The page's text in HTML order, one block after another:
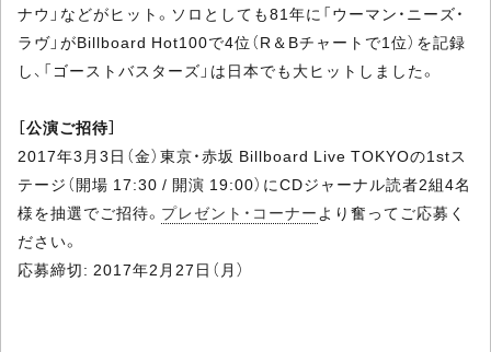
ナウ」などがヒット。ソロとしても81年に「ウーマン・ニーズ・
ラヴ」がBillboard Hot100で4位（R＆Bチャートで1位）を記録
し、「ゴーストバスターズ」は日本でも大ヒットしました。
［公演ご招待］
2017年3月3日（金）東京・赤坂 Billboard Live TOKYOの1stス
テージ（開場 17:30 / 開演 19:00）にCDジャーナル読者2組4名
様を抽選でご招待。 プレゼント・コーナー より奮ってご応募く
ださい。
応募締切: 2017年2月27日（月）